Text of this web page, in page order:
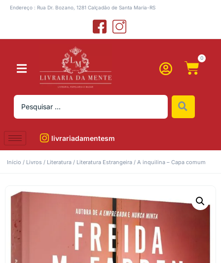
Endereço : Rua Dr. Bozano, 1281 Calçadão de Santa Maria-RS
0
livrariadamentesm
Início / Livros / Literatura / Literatura Estrangeira / A inquilina – Capa comum